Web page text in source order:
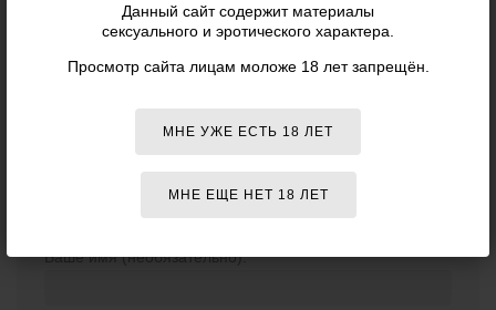
Данный сайт содержит материалы
сексуального и эротического характера.
Просмотр сайта лицам моложе 18 лет запрещён.
МНЕ УЖЕ ЕСТЬ 18 ЛЕТ
МНЕ ЕЩЕ НЕТ 18 ЛЕТ
РОЗОВЫЙ - GLÄS»
Отзывов о данном товаре пока нет. Оставьте первый!
ВАШ ОТЗЫВ
Ваше имя (необязательно):